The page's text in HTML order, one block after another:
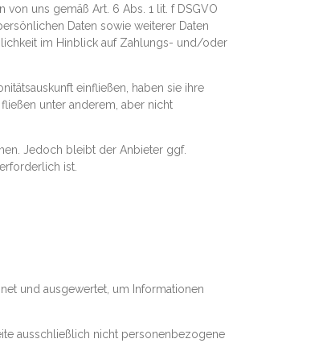
uns gemäß Art. 6 Abs. 1 lit. f DSGVO
Daten sowie weiterer Daten
im Hinblick auf Zahlungs- und/oder
einfließen, haben sie ihre
unter anderem, aber nicht
Jedoch bleibt der Anbieter ggf.
ist.
und ausgewertet, um Informationen
ausschließlich nicht personenbezogene